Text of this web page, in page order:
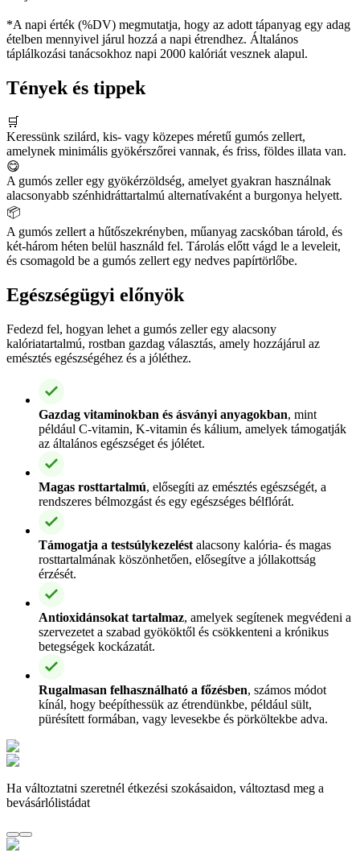
*A napi érték (%DV) megmutatja, hogy az adott tápanyag egy adag
ételben mennyivel járul hozzá a napi étrendhez. Általános
táplálkozási tanácsokhoz napi 2000 kalóriát vesznek alapul.
Tények és tippek
🛒
Keressünk szilárd, kis- vagy közepes méretű gumós zellert,
amelynek minimális gyökérszőrei vannak, és friss, földes illata van.
😋
A gumós zeller egy gyökérzöldség, amelyet gyakran használnak
alacsonyabb szénhidráttartalmú alternatívaként a burgonya helyett.
📦
A gumós zellert a hűtőszekrényben, műanyag zacskóban tárold, és
két-három héten belül használd fel. Tárolás előtt vágd le a leveleit,
és csomagold be a gumós zellert egy nedves papírtörlőbe.
Egészségügyi előnyök
Fedezd fel, hogyan lehet a gumós zeller egy alacsony
kalóriatartalmú, rostban gazdag választás, amely hozzájárul az
emésztés egészségéhez és a jóléthez.
Gazdag vitaminokban és ásványi anyagokban, mint
például C-vitamin, K-vitamin és kálium, amelyek támogatják
az általános egészséget és jólétet.
Magas rosttartalmú, elősegíti az emésztés egészségét, a
rendszeres bélmozgást és egy egészséges bélflórát.
Támogatja a testsúlykezelést alacsony kalória- és magas
rosttartalmának köszönhetően, elősegítve a jóllakottság
érzését.
Antioxidánsokat tartalmaz, amelyek segítenek megvédeni a
szervezetet a szabad gyököktől és csökkenteni a krónikus
betegségek kockázatát.
Rugalmasan felhasználható a főzésben, számos módot
kínál, hogy beépíthessük az étrendünkbe, például sült,
pürésített formában, vagy levesekbe és pörköltekbe adva.
Ha változtatni szeretnél étkezési szokásaidon, változtasd meg a
bevásárlólistádat